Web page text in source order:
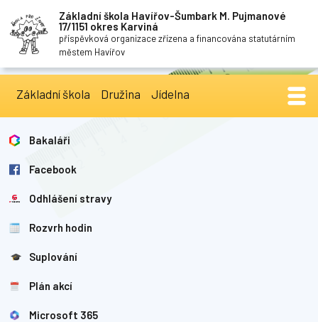
Základní škola Havířov-Šumbark M. Pujmanové
17/1151 okres Karviná
příspěvková organizace zřízena a financována statutárním
městem Havířov
Základní škola Družina Jídelna
Bakaláři
Facebook
Odhlášení stravy
Rozvrh hodin
Suplování
Plán akcí
Microsoft 365